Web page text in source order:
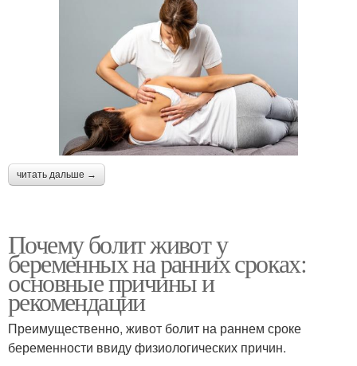
читать дальше →
Почему болит живот у
беременных на ранних сроках:
основные причины и
рекомендации
Преимущественно, живот болит на раннем сроке
беременности ввиду физиологических причин.